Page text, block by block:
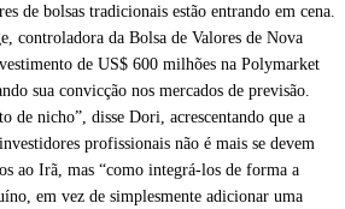
de bolsas tradicionais estão entrando em cena.
controladora da Bolsa de Valores de Nova
de US$ 600 milhões na Polymarket
sua convicção nos mercados de previsão.
de nicho”, disse Dori, acrescentando que a
profissionais não é mais se devem
ao Irã, mas “como integrá-los de forma a
em vez de simplesmente adicionar uma